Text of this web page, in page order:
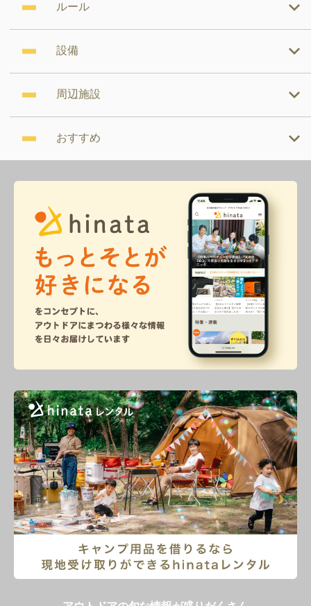
ルール
設備
周辺施設
おすすめ